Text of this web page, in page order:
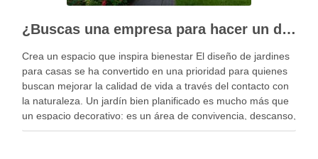
¿Buscas una empresa para hacer un diseño profesional de jardines en tu casa?
Crea un espacio que inspira bienestar El diseño de jardines
para casas se ha convertido en una prioridad para quienes
buscan mejorar la calidad de vida a través del contacto con
la naturaleza. Un jardín bien planificado es mucho más que
un espacio decorativo: es un área de convivencia, descanso,
…